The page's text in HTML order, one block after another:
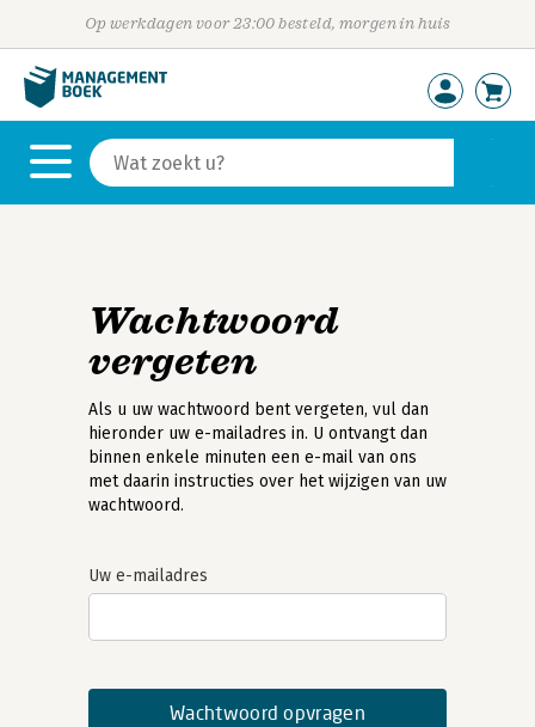
Op werkdagen voor 23:00 besteld, morgen in huis
Wachtwoord
vergeten
Als u uw wachtwoord bent vergeten, vul dan
hieronder uw e-mailadres in. U ontvangt dan
binnen enkele minuten een e-mail van ons
met daarin instructies over het wijzigen van uw
wachtwoord.
Uw e-mailadres